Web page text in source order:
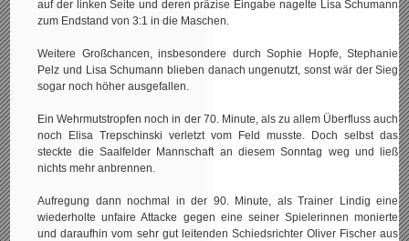
auf der linken Seite und deren präzise Eingabe nagelte Lisa Schumann
zum Endstand von 3:1 in die Maschen.
Weitere Großchancen, insbesondere durch Sophie Hopfe, Stephanie
Pelz und Lisa Schumann blieben danach ungenutzt, sonst wär der Sieg
sogar noch höher ausgefallen.
Ein Wehrmutstropfen noch in der 70. Minute, als zu allem Überfluss auch
noch Elisa Trepschinski verletzt vom Feld musste. Doch selbst das
steckte die Saalfelder Mannschaft an diesem Sonntag weg und ließ
nichts mehr anbrennen.
Aufregung dann nochmal in der 90. Minute, als Trainer Lindig eine
wiederholte unfaire Attacke gegen eine seiner Spielerinnen monierte
und daraufhin vom sehr gut leitenden Schiedsrichter Oliver Fischer aus